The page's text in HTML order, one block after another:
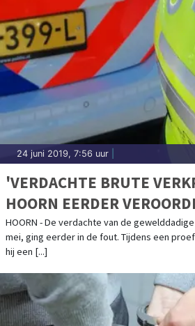
24 juni 2019, 7:56 uur
'VERDACHTE BRUTE
HOORN EERDER
VERKRACHTING 16-
HOORN - De verdachte van de
mei, ging eerder in de fout. Tijdens een
hij een [...]